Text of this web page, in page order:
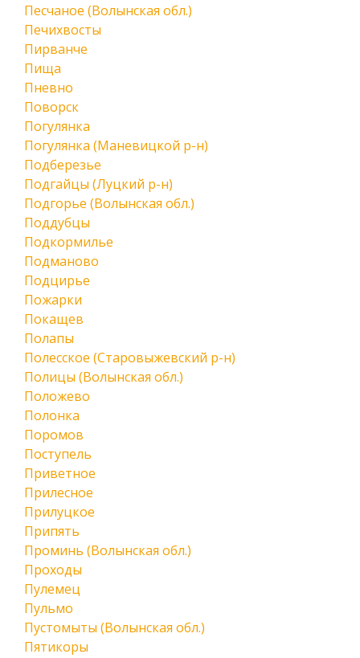
Песчаное (Волынская обл.)
Печихвосты
Пирванче
Пища
Пневно
Поворск
Погулянка
Погулянка (Маневицкой р-н)
Подберезье
Подгайцы (Луцкий р-н)
Подгорье (Волынская обл.)
Поддубцы
Подкормилье
Подманово
Подцирье
Пожарки
Покащев
Полапы
Полесское (Старовыжевский р-н)
Полицы (Волынская обл.)
Положево
Полонка
Поромов
Поступель
Приветное
Прилесное
Прилуцкое
Припять
Проминь (Волынская обл.)
Проходы
Пулемец
Пульмо
Пустомыты (Волынская обл.)
Пятикоры